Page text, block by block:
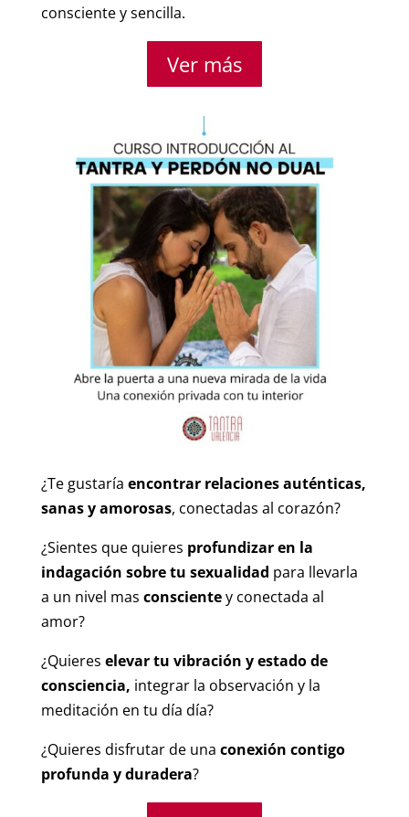
consciente y sencilla.
Ver más
¿Te gustaría encontrar relaciones auténticas,
sanas y amorosas, conectadas al corazón?
¿Sientes que quieres profundizar en la
indagación sobre tu sexualidad para llevarla
a un nivel mas conscientey conectada al
amor?
¿Quieres elevar tu vibración y estado de
consciencia, integrar la observación y la
meditación en tu día día?
¿Quieres disfrutar de una conexión contigo
profunda y duradera?